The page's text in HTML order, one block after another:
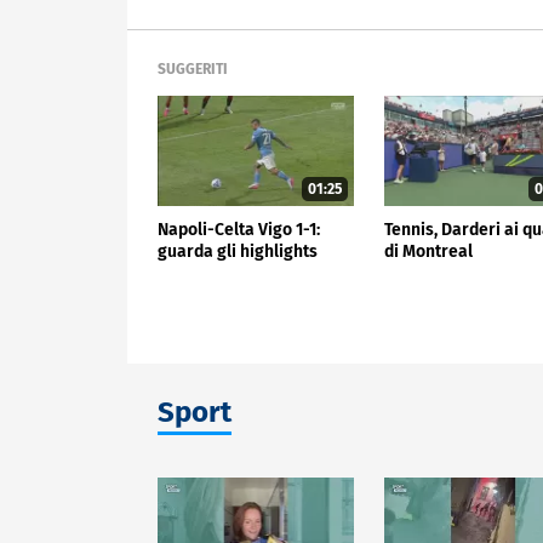
SUGGERITI
01:25
Napoli-Celta Vigo 1-1:
guarda gli highlights
Tennis, Darderi ai
di Montreal
Sport